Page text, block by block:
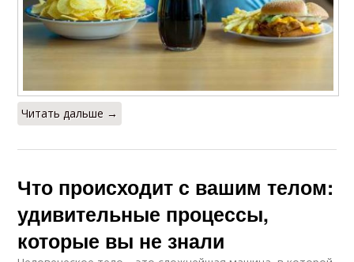
Читать дальше →
Что происходит с вашим телом:
удивительные процессы,
которые вы не знали